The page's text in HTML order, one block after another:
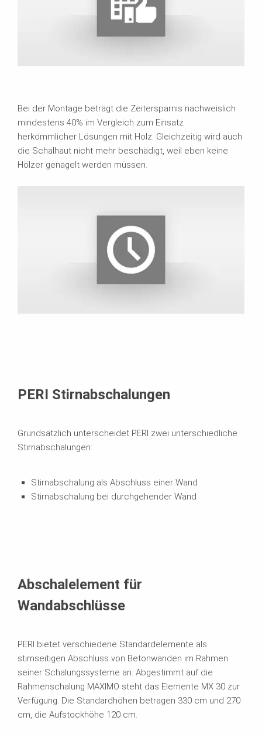
Bei der Montage beträgt die Zeitersparnis nachweislich
mindestens 40% im Vergleich zum Einsatz
herkömmlicher Lösungen mit Holz. Gleichzeitig wird auch
die Schalhaut nicht mehr beschädigt, weil eben keine
Hölzer genagelt werden müssen.
PERI Stirnabschalungen
Grundsätzlich unterscheidet PERI zwei unterschiedliche
Stirnabschalungen:
Stirnabschalung als Abschluss einer Wand
Stirnabschalung bei durchgehender Wand
Abschalelement für
Wandabschlüsse
PERI bietet verschiedene Standardelemente als
stirnseitigen Abschluss von Betonwänden im Rahmen
seiner Schalungssysteme an. Abgestimmt auf die
Rahmenschalung MAXIMO steht das Elemente MX 30 zur
Verfügung. Die Standardhöhen betragen 330 cm und 270
cm, die Aufstockhöhe 120 cm.